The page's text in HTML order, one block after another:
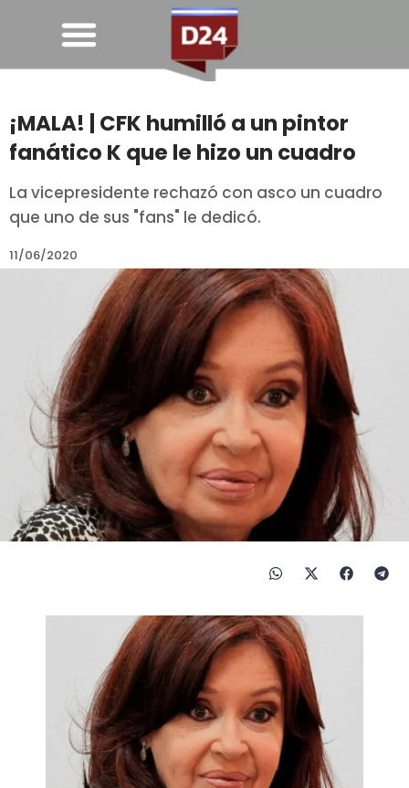
¡MALA! | CFK humilló a un pintor
fanático K que le hizo un cuadro
La vicepresidente rechazó con asco un cuadro
que uno de sus "fans" le dedicó.
11/06/2020